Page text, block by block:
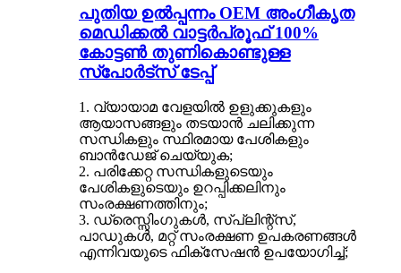
പുതിയ ഉൽപ്പന്നം OEM അംഗീകൃത
മെഡിക്കൽ വാട്ടർപ്രൂഫ് 100%
കോട്ടൺ തുണികൊണ്ടുള്ള
സ്പോർട്സ് ടേപ്പ്
1. വ്യായാമ വേളയിൽ ഉളുക്കുകളും
ആയാസങ്ങളും തടയാൻ ചലിക്കുന്ന
സന്ധികളും സ്ഥിരമായ പേശികളും
ബാൻഡേജ് ചെയ്യുക;
2. പരിക്കേറ്റ സന്ധികളുടെയും
പേശികളുടെയും ഉറപ്പിക്കലിനും
സംരക്ഷണത്തിനും;
3. ഡ്രെസ്സിംഗുകൾ, സ്പ്ലിന്റ്സ്,
പാഡുകൾ, മറ്റ് സംരക്ഷണ ഉപകരണങ്ങൾ
എന്നിവയുടെ ഫിക്സേഷൻ ഉപയോഗിച്ച്;